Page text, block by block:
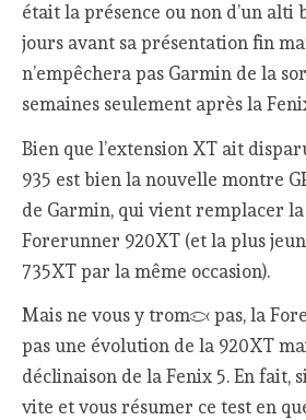
était la présence ou non d’un alti
jours avant sa présentation fin
n’empêchera pas Garmin de la
semaines seulement après la
Bien que l’extension XT ait
935 est bien la nouvelle montre
de Garmin, qui vient remplacer
Forerunner 920XT (et la plus
735XT par la même occasion).
Mais ne vous y trompez pas, la
pas une évolution de la 920XT
déclinaison de la Fenix 5. En fait,
vite et vous résumer ce test en